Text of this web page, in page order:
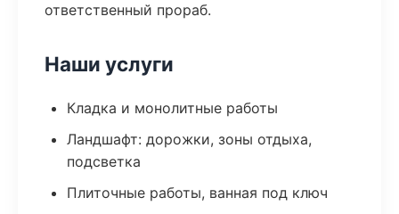
ответственный прораб.
Наши услуги
Кладка и монолитные работы
Ландшафт: дорожки, зоны отдыха,
подсветка
Плиточные работы, ванная под ключ